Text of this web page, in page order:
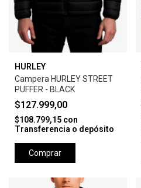
HURLEY
Campera HURLEY STREET
PUFFER - BLACK
$127.999,00
$108.799,15 con
Transferencia o depósito
Comprar